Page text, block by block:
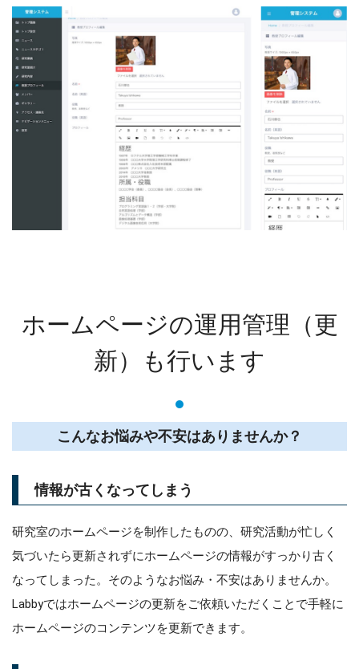
ホームページの運用管理（更
新）も行います
こんなお悩みや不安はありませんか？
情報が古くなってしまう
研究室のホームページを制作したものの、研究活動が忙しく
気づいたら更新されずにホームページの情報がすっかり古く
なってしまった。そのようなお悩み・不安はありませんか。
Labbyではホームページの更新をご依頼いただくことで手軽に
ホームページのコンテンツを更新できます。